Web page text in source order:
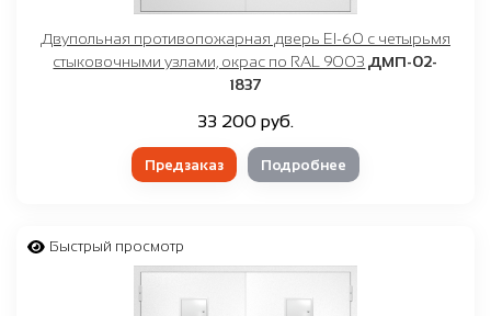
Двупольная противопожарная дверь EI-60 с четырьмя
стыковочными узлами, окрас по RAL 9003 ДМП-02-
1837
33 200 руб.
Предзаказ Подробнее
Быстрый просмотр